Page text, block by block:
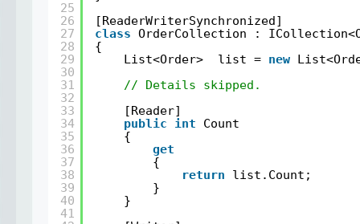
25
26
27
28
29
30
31
32
33
34
35
36
37
38
39
40
41
[ReaderWriterSynchronized]
class OrderCollection :
{
List<Order>  list = new
// Details skipped.
[Reader]
public
int
Count
{
get
{
return
list.Count;
}
}